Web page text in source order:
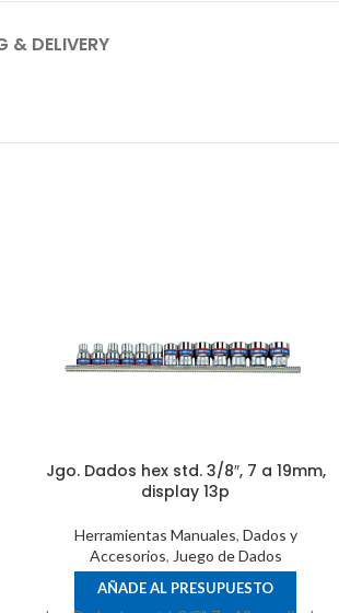
& DELIVERY
Jgo. Dados hex std. 3/8″, 7 a 19mm,
display 13p
Herramientas Manuales, Dados y
Accesorios, Juego de Dados
AÑADE AL PRESUPUESTO